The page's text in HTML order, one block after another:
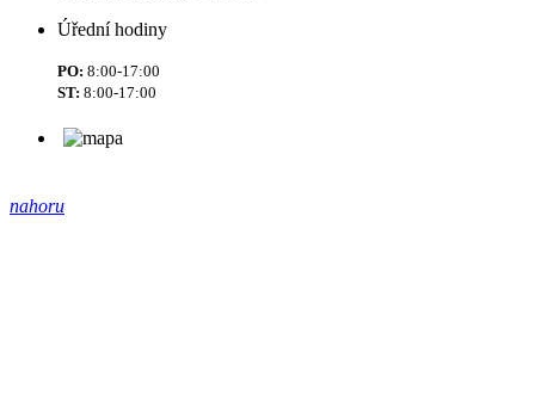
Úřední hodiny
PO: 8:00-17:00
ST: 8:00-17:00
nahoru